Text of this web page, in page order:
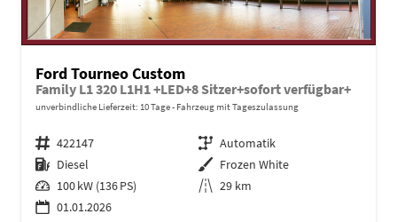
Ford Tourneo Custom
Family L1 320 L1H1 +LED+8 Sitzer+sofort verfügbar+
unverbindliche Lieferzeit: 10 Tage Fahrzeug mit Tageszulassung
Fahrzeugnr. 422147 Getriebe Automatik
Kraftstoff Diesel Außenfarbe Frozen White
Leistung 100 kW (136 PS) Kilometerstand 29 km
01.01.2026